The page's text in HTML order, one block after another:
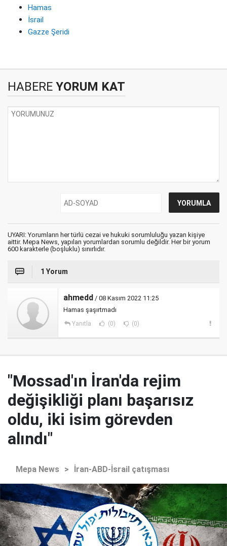
Hamas
İsrail
Gazze Şeridi
HABERE YORUM KAT
UYARI: Yorumların her türlü cezai ve hukuki sorumluluğu yazan kişiye
aittir. Mepa News, yapılan yorumlardan sorumlu değildir. Her bir yorum
600 karakterle (boşluklu) sınırlıdır.
1 Yorum
ahmedd / 08 Kasım 2022 11:25
Hamas şaşırtmadı
Yanıtla (0) (0)
"Mossad'ın İran'da rejim
değişikliği planı başarısız
oldu, iki isim görevden
alındı"
Mepa News > İran-ABD-İsrail çatışması